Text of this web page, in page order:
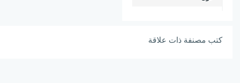
كتب مصنفة ذات علاقة